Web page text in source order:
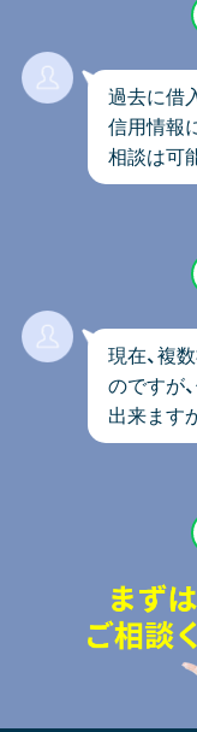
過去に借
信用情報
相談は可
現在、複
のですが、
出来ます